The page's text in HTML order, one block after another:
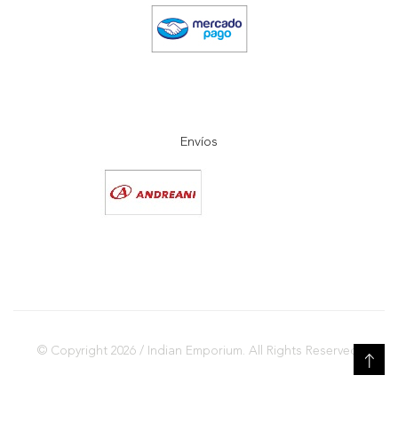
Envíos
© Copyright 2026 / Indian Emporium. All Rights Reserved.